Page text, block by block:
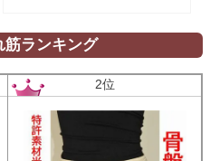
筋ランキング
2位